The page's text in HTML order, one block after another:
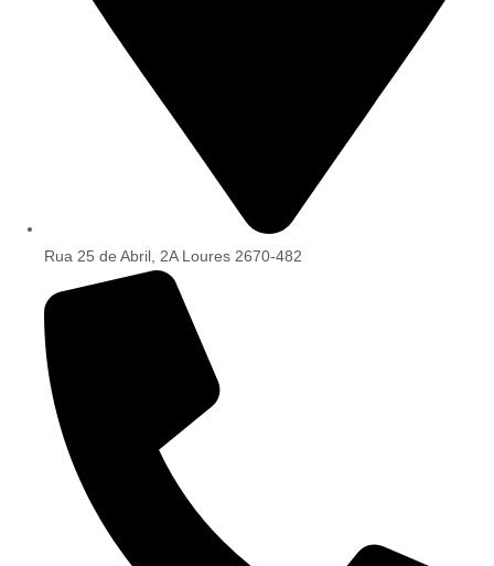
Rua 25 de Abril, 2A Loures 2670-482